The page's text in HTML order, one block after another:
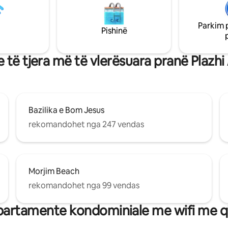
Aeroporti Int.Airport,
e autobusëve dhe të trenave
bëjnë vendin tonë të përkryer
dhe për të shijuar ato që
së natës së Goas, duke të
mirën e të dy botëve. Ideale
që duan një qëndrim të qetë
nga gjithçka.
Pishinë
Parkim
të tjera më të vlerësuara pranë
Bazilika e Bom Jesus
rekomandohet nga 247 vendas
Morjim Beach
rekomandohet nga 99 vendas
kondominiale me wifi me